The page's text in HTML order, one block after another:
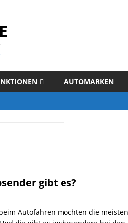
AUTOMARKEN
gibt es?
Autofahren möchten die meisten